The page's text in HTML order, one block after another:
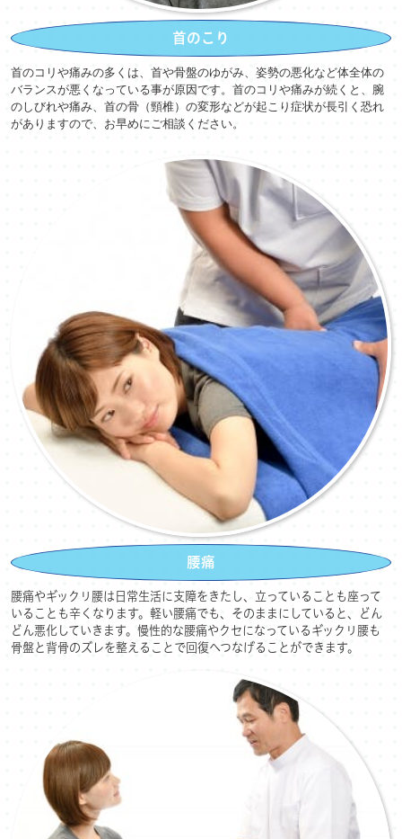
首のこり
首のコリや痛みの多くは、首や骨盤のゆがみ、姿勢の悪化など体全体の
バランスが悪くなっている事が原因です。 首のコリや痛みが続くと、腕
のしびれや痛み、首の骨（頸椎）の変形などが起こり症状が長引く恐れ
がありますので、お早めにご相談ください。
腰痛
腰痛やギックリ腰は日常生活に支障をきたし、立っていることも座って
いることも辛くなります。軽い腰痛でも、そのままにしていると、どん
どん悪化していきます。 慢性的な腰痛やクセになっているギックリ腰も
骨盤と背骨のズレを整えることで回復へつなげることができます。